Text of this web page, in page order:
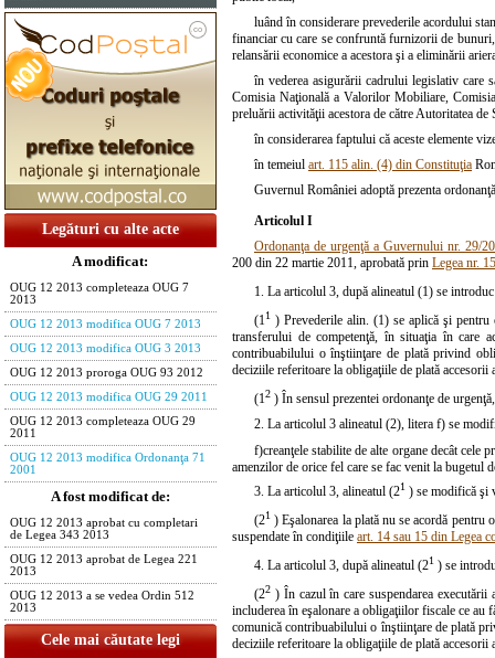
Legături cu alte acte
A modificat:
OUG 12 2013 completeaza OUG 7
2013
OUG 12 2013 modifica OUG 7 2013
OUG 12 2013 modifica OUG 3 2013
OUG 12 2013 proroga OUG 93 2012
OUG 12 2013 modifica OUG 29 2011
OUG 12 2013 completeaza OUG 29
2011
OUG 12 2013 modifica Ordonanţa 71
2001
A fost modificat de:
OUG 12 2013 aprobat cu completari
de Legea 343 2013
OUG 12 2013 aprobat de Legea 221
2013
OUG 12 2013 a se vedea Ordin 512
2013
Cele mai căutate legi
luând în considerare prevederile acordului
financiar cu care se confruntă furnizorii de
relansării economice a acestora şi a eliminării
în vederea asigurării cadrului legislativ care
Comisia Naţională a Valorilor Mobiliare,
preluării activităţii acestora de către Autoritatea de
în considerarea faptului că aceste elemente
în temeiul art. 115 alin. (4) din Constituţia
Guvernul României adoptă prezenta
Articolul I
Ordonanţa de urgenţă a Guvernului nr. 29/
200 din 22 martie 2011, aprobată prin Legea nr.
1. La articolul 3, după alineatul (1) se
(1 1 ) Prevederile alin. (1) se aplică şi pentru
transferului de competenţă, în situaţia în care
contribuabilului o înştiinţare de plată privind
deciziile referitoare la obligaţiile de plată accesorii
(12 ) În sensul prezentei ordonanţe de
2. La articolul 3 alineatul (2), litera f) se
f)creanţele stabilite de alte organe decât cele
amenzilor de orice fel care se fac venit la bugetul
3. La articolul 3, alineatul (21 ) se modifică şi
(21 ) Eşalonarea la plată nu se acordă
suspendate în condiţiile art. 14 sau 15 din Legea
4. La articolul 3, după alineatul (21 ) se
(22 ) În cazul în care suspendarea
includerea în eşalonare a obligaţiilor fiscale ce
comunică contribuabilului o înştiinţare de plată
deciziile referitoare la obligaţiile de plată accesorii